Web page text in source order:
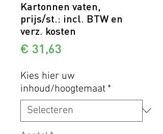
Kartonnen vaten,
prijs/st.: incl. BTW en
verz. kosten
€ 31,63
Kies hier uw
inhoud/hoogtemaat *